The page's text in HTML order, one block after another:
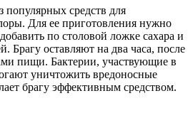
популярных средств для
Для ее приготовления нужно
по столовой ложке сахара и
Брагу оставляют на два часа, после
пищи. Бактерии, участвующие в
уничтожить вредоносные
брагу эффективным средством.